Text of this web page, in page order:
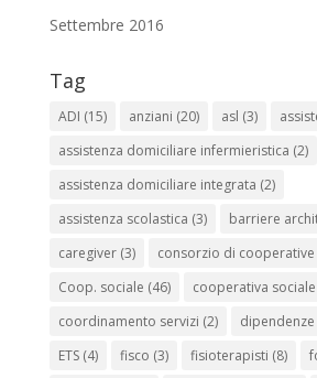
Settembre 2016
Tag
ADI (15) anziani (20) asl (3)
assistenza domiciliare infermieristica (2)
assistenza domiciliare integrata (2)
assistenza scolastica (3) barriere
caregiver(3) consorzio di cooperative
Coop. sociale (46) cooperativa sociale
coordinamento servizi (2) dipendenze
ETS(4) fisco (3) fisioterapisti (8)